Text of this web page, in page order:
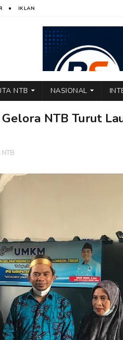
IKLAN
NTB NASIONAL
NTB Turut